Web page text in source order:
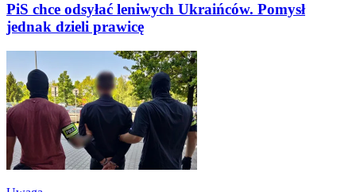
PiS chce odsyłać leniwych Ukraińców. Pomysł
jednak dzieli prawicę